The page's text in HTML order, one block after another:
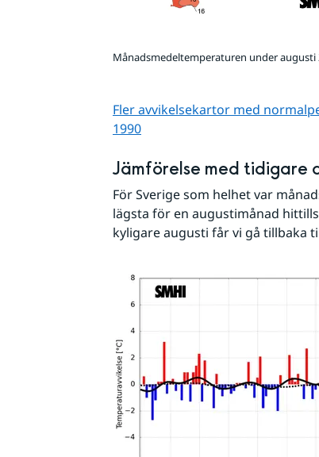
Månadsmedeltemperaturen under augusti
Fler avvikelsekartor med
1990
Jämförelse med tidigare
För Sverige som helhet var
lägsta för en augustimånad
kyligare augusti får vi gå tillbaka